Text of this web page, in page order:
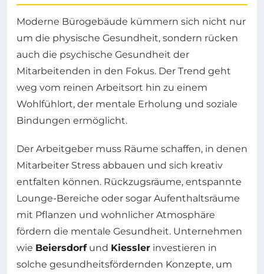
Moderne Bürogebäude kümmern sich nicht nur
um die physische Gesundheit, sondern rücken
auch die psychische Gesundheit der
Mitarbeitenden in den Fokus. Der Trend geht
weg vom reinen Arbeitsort hin zu einem
Wohlfühlort, der mentale Erholung und soziale
Bindungen ermöglicht.
Der Arbeitgeber muss Räume schaffen, in denen
Mitarbeiter Stress abbauen und sich kreativ
entfalten können. Rückzugsräume, entspannte
Lounge-Bereiche oder sogar Aufenthaltsräume
mit Pflanzen und wohnlicher Atmosphäre
fördern die mentale Gesundheit. Unternehmen
wie Beiersdorfund Kiessler investieren in
solche gesundheitsfördernden Konzepte, um